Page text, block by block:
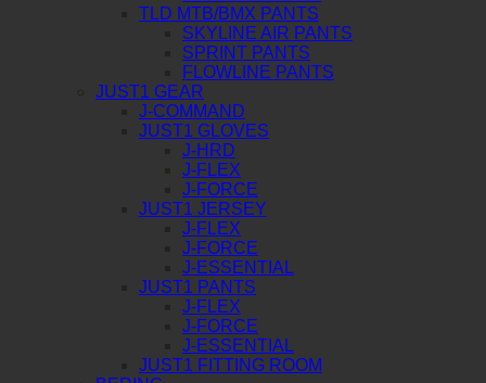
TLD MTB/BMX PANTS
SKYLINE AIR PANTS
SPRINT PANTS
FLOWLINE PANTS
JUST1 GEAR
J-COMMAND
JUST1 GLOVES
J-HRD
J-FLEX
J-FORCE
JUST1 JERSEY
J-FLEX
J-FORCE
J-ESSENTIAL
JUST1 PANTS
J-FLEX
J-FORCE
J-ESSENTIAL
JUST1 FITTING ROOM